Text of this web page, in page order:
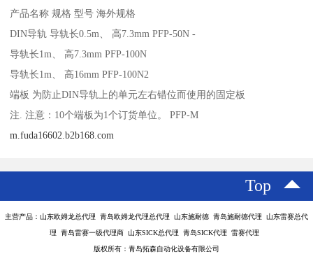
产品名称 规格 型号 海外规格
DIN导轨 导轨长0.5m、 高7.3mm PFP-50N -
导轨长1m、 高7.3mm PFP-100N
导轨长1m、 高16mm PFP-100N2
端板 为防止DIN导轨上的单元左右错位而使用的固定板
注. 注意：10个端板为1个订货单位。 PFP-M
m.fuda16602.b2b168.com
Top
主营产品：山东欧姆龙总代理 青岛欧姆龙代理总代理 山东施耐德 青岛施耐德代理 山东雷赛总代
理 青岛雷赛一级代理商 山东SICK总代理 青岛SICK代理 雷赛代理
版权所有：青岛拓森自动化设备有限公司